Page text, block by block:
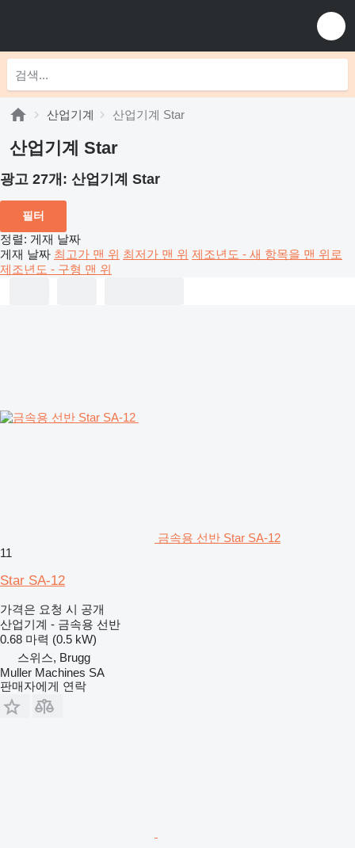
산업기계 산업기계 Star
산업기계 Star
광고 27개: 산업기계 Star
필터
정렬: 게재 날짜
게재 날짜 최고가 맨 위 최저가 맨 위 제조년도 - 새 항목을 맨 위로
제조년도 - 구형 맨 위
금속용 선반 Star SA-12
11
Star SA-12
가격은 요청 시 공개
산업기계 - 금속용 선반
0.68 마력 (0.5 kW)
스위스, Brugg
Muller Machines SA
판매자에게 연락